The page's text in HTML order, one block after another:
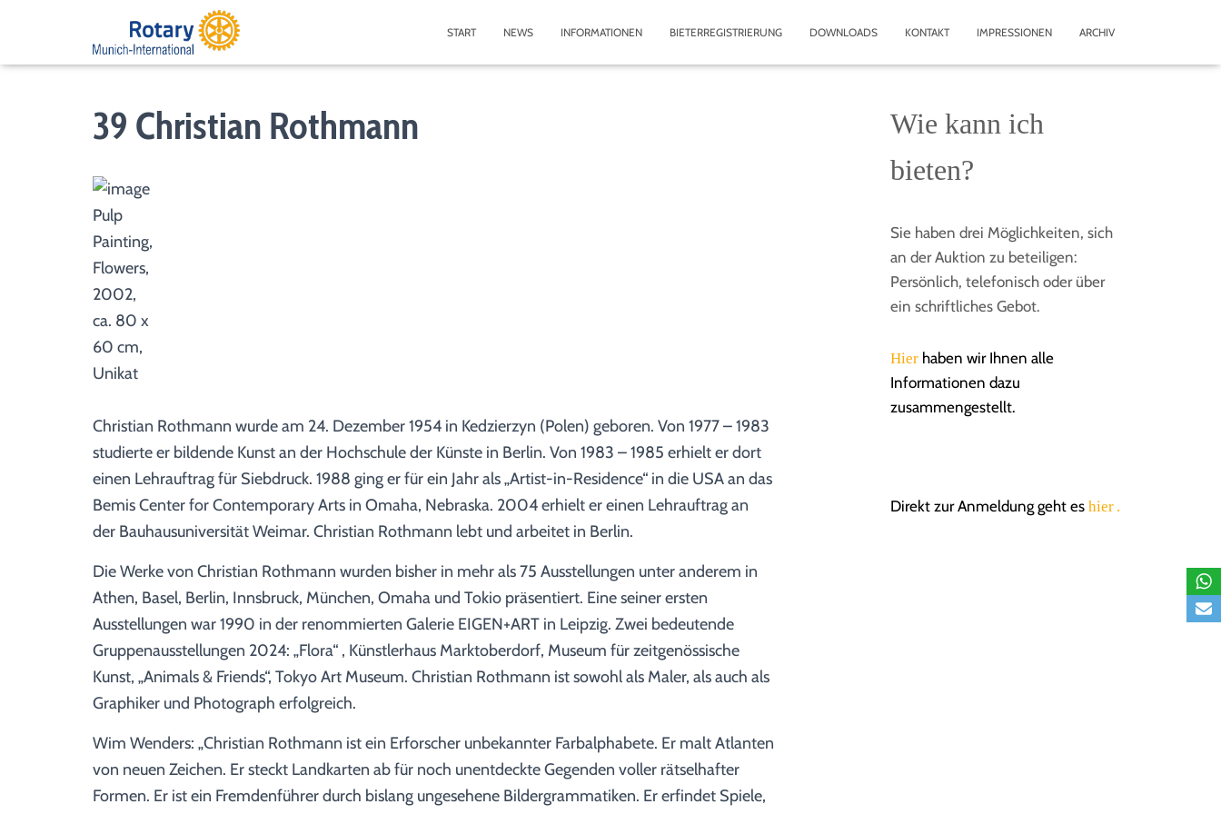
START NEWS INFORMATIONEN BIETERREGISTRIERUNG DOWNLOADS KONTAKT IMPRESSIONEN ARCHIV
39 Christian Rothmann
Pulp
Painting,
Flowers,
2002,
ca. 80 x
60 cm,
Unikat
Christian Rothmann wurde am 24. Dezember 1954 in Kedzierzyn (Polen) geboren. Von 1977 – 1983
studierte er bildende Kunst an der Hochschule der Künste in Berlin. Von 1983 – 1985 erhielt er dort
einen Lehrauftrag für Siebdruck. 1988 ging er für ein Jahr als „Artist-in-Residence“ in die USA an das
Bemis Center for Contemporary Arts in Omaha, Nebraska. 2004 erhielt er einen Lehrauftrag an
der Bauhausuniversität Weimar. Christian Rothmann lebt und arbeitet in Berlin.
Die Werke von Christian Rothmann wurden bisher in mehr als 75 Ausstellungen unter anderem in
Athen, Basel, Berlin, Innsbruck, München, Omaha und Tokio präsentiert. Eine seiner ersten
Ausstellungen war 1990 in der renommierten Galerie EIGEN+ART in Leipzig. Zwei bedeutende
Gruppenausstellungen 2024: „Flora“ , Künstlerhaus Marktoberdorf, Museum für zeitgenössische
Kunst, „Animals & Friends“, Tokyo Art Museum. Christian Rothmann ist sowohl als Maler, als auch als
Graphiker und Photograph erfolgreich.
Wim Wenders: „Christian Rothmann ist ein Erforscher unbekannter Farbalphabete. Er malt Atlanten
von neuen Zeichen. Er steckt Landkarten ab für noch unentdeckte Gegenden voller rätselhafter
Formen. Er ist ein Fremdenführer durch bislang ungesehene Bildergrammatiken. Er erfindet Spiele,
Wie kann ich
bieten?
Sie haben drei Möglichkeiten, sich
an der Auktion zu beteiligen:
Persönlich, telefonisch oder über
ein schriftliches Gebot.
Hier haben wir Ihnen alle
Informationen dazu
zusammengestellt.
Direkt zur Anmeldung geht es hier .